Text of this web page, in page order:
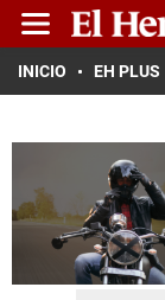
INICIO EH PLUS